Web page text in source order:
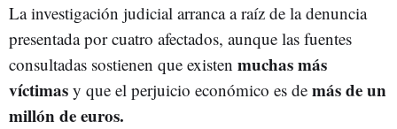
La investigación judicial arranca a raíz de la denuncia
presentada por cuatro afectados, aunque las fuentes
consultadas sostienen que existen muchas más
víctimas y que el perjuicio económico es de más de un
millón de euros.